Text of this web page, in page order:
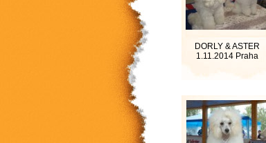
DORLY & ASTER
1.11.2014 Praha